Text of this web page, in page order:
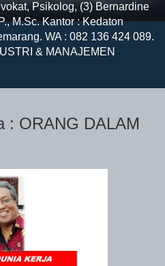
Psikolog, (3) Bernardine
M.Sc. Kantor : Kedaton
WA : 082 136 424 089.
& MANAJEMEN
: ORANG DALAM